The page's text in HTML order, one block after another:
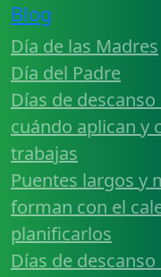
Blog
Día de las Madres
Día del Padre
Días de
cuándo aplican y
trabajas
Puentes largos y
forman con el
planificarlos
Días de